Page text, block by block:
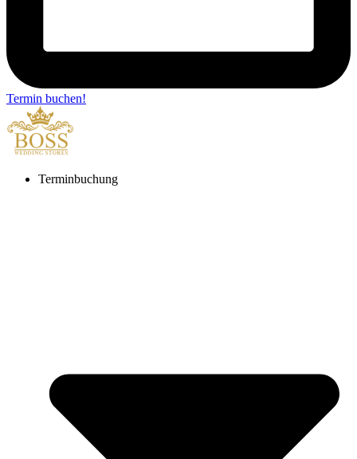
Termin buchen!
Terminbuchung